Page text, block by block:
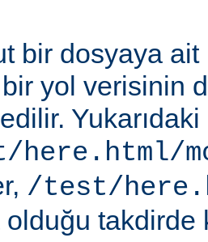
bir dosyaya
yol verisinin
/test/
olduğu takdirde